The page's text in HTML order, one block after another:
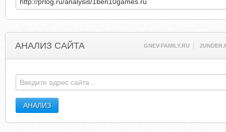
АНАЛИЗ САЙТА GNEV-FAMILY.RU